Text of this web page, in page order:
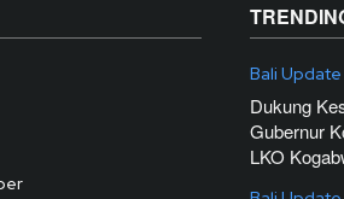
Bali Update
Dukung
Gubernur
LKO